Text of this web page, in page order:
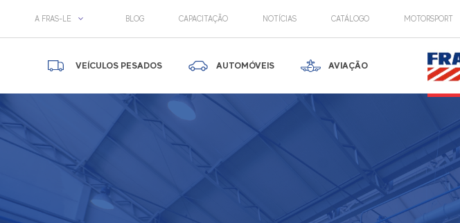
A FRAS-LE BLOG CAPACITAÇÃO NOTÍCIAS CATÁLOGO MOTORSPORT
VEÍCULOS PESADOS AUTOMÓVEIS AVIAÇÃO